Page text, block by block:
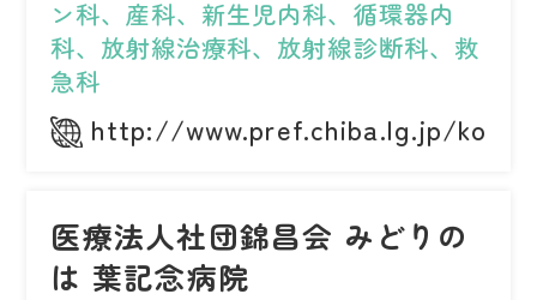
ン科、産科、新生児内科、循環器内
科、放射線治療科、放射線診断科、救
急科
http://www.pref.chiba.lg.jp/
医療法人社団錦昌会 みどりの
は 葉記念病院